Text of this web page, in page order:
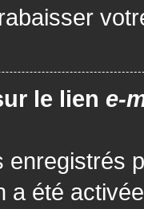
le lien e-
a été